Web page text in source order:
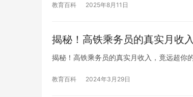
教育百科 2025年8月11日
揭秘！高铁乘务员的真实月收
揭秘！高铁乘务员的真实月收入，竟远超你
教育百科 2024年3月29日